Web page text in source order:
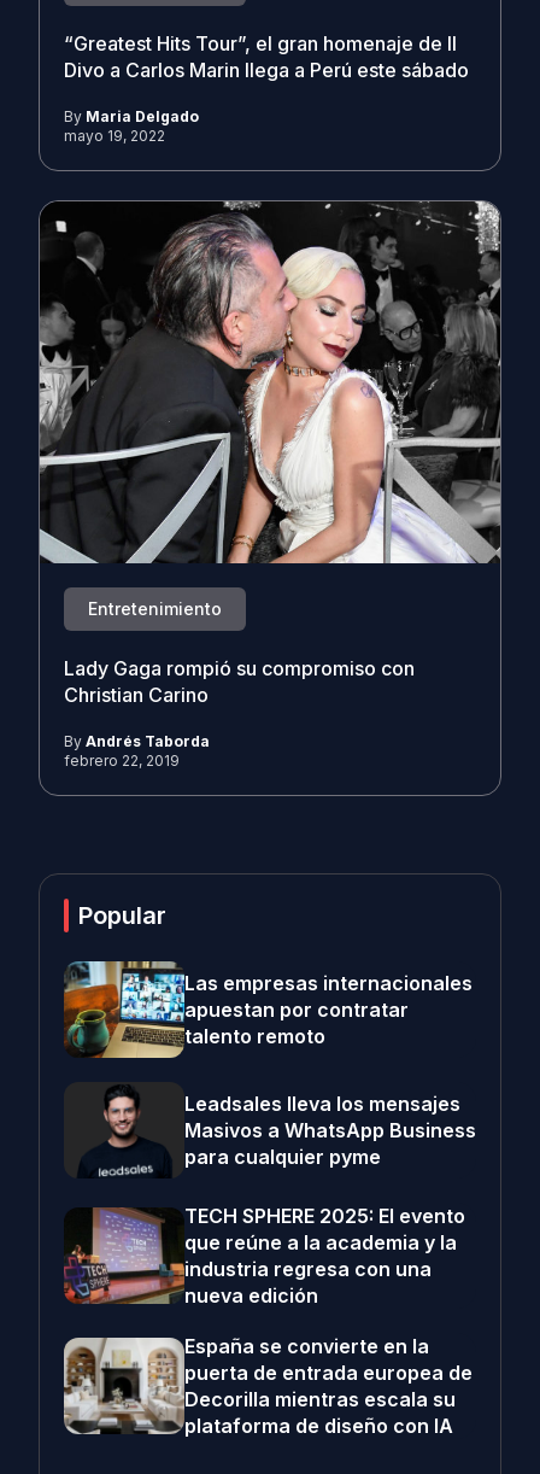
“Greatest Hits Tour”, el gran homenaje de Il
Divo a Carlos Marin llega a Perú este sábado
By Maria Delgado
mayo 19, 2022
Entretenimiento
Lady Gaga rompió su compromiso con
Christian Carino
By Andrés Taborda
febrero 22, 2019
Popular
Las empresas internacionales
apuestan por contratar
talento remoto
Leadsales lleva los mensajes
Masivos a WhatsApp Business
para cualquier pyme
TECH SPHERE 2025: El evento
que reúne a la academia y la
industria regresa con una
nueva edición
España se convierte en la
puerta de entrada europea de
Decorilla mientras escala su
plataforma de diseño con IA